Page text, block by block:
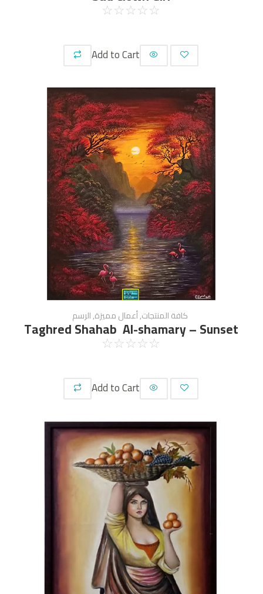
☆
☆
☆
☆
☆
Add to Cart
كافة المنتجات,أعمال مميزة,الرسم
Taghred Shahab Al-shamary – Sunset
☆
☆
☆
☆
☆
Add to Cart